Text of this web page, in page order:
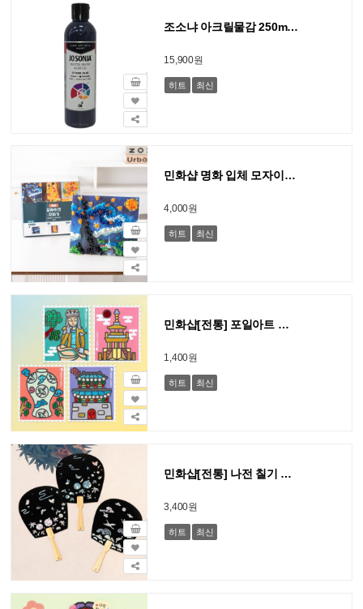
조소냐 아크릴물감 250ml S1-133-Storm Blue 스톰 블루
15,900원
히트 최신
민화샵 명화 입체 모자이크 꾸미기
4,000원
히트 최신
민화샵[전통] 포일아트 우리나라 문화유산 만들기 (사회 교과)
1,400원
히트 최신
민화샵[전통] 나전 칠기 부채 만들기 일반형 (수박, 학)
3,400원
히트 최신